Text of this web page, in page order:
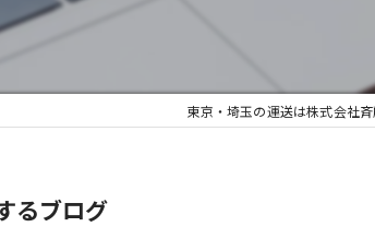
東京・埼玉の運送は株式会社
るブログ